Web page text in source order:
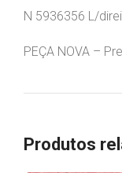
N 5936356 L/
PEÇA NOVA –
Produtos